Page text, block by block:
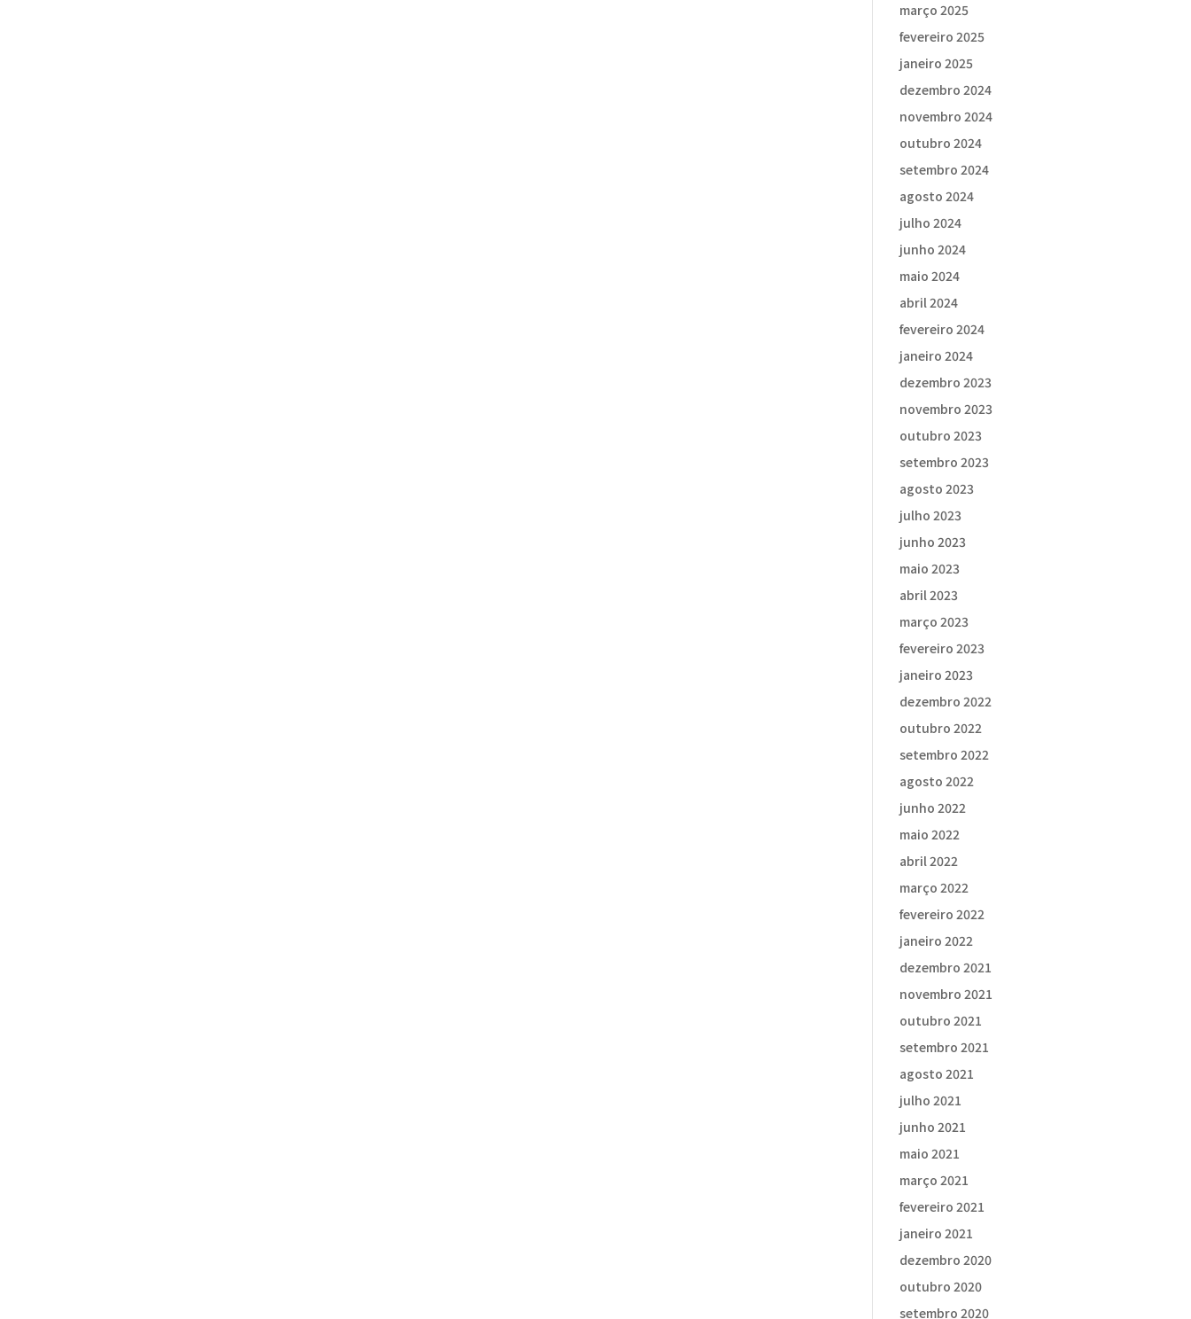
março 2025
fevereiro 2025
janeiro 2025
dezembro 2024
novembro 2024
outubro 2024
setembro 2024
agosto 2024
julho 2024
junho 2024
maio 2024
abril 2024
fevereiro 2024
janeiro 2024
dezembro 2023
novembro 2023
outubro 2023
setembro 2023
agosto 2023
julho 2023
junho 2023
maio 2023
abril 2023
março 2023
fevereiro 2023
janeiro 2023
dezembro 2022
outubro 2022
setembro 2022
agosto 2022
junho 2022
maio 2022
abril 2022
março 2022
fevereiro 2022
janeiro 2022
dezembro 2021
novembro 2021
outubro 2021
setembro 2021
agosto 2021
julho 2021
junho 2021
maio 2021
março 2021
fevereiro 2021
janeiro 2021
dezembro 2020
outubro 2020
setembro 2020